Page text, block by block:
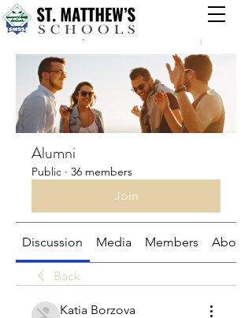
Groups
Alumni
Public · 36 members
Join
Discussion Media Members About
Back
Katia Borzova